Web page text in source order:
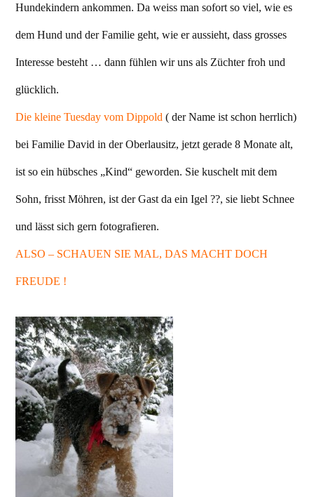
Hundekindern ankommen. Da weiss man sofort so viel, wie es
dem Hund und der Familie geht, wie er aussieht, dass grosses
Interesse besteht … dann fühlen wir uns als Züchter froh und
glücklich.
Die kleine Tuesday vom Dippold ( der Name ist schon herrlich)
bei Familie David in der Oberlausitz, jetzt gerade 8 Monate alt,
ist so ein hübsches „Kind“ geworden. Sie kuschelt mit dem
Sohn, frisst Möhren, ist der Gast da ein Igel ??, sie liebt Schnee
und lässt sich gern fotografieren.
ALSO – SCHAUEN SIE MAL, DAS MACHT DOCH
FREUDE !